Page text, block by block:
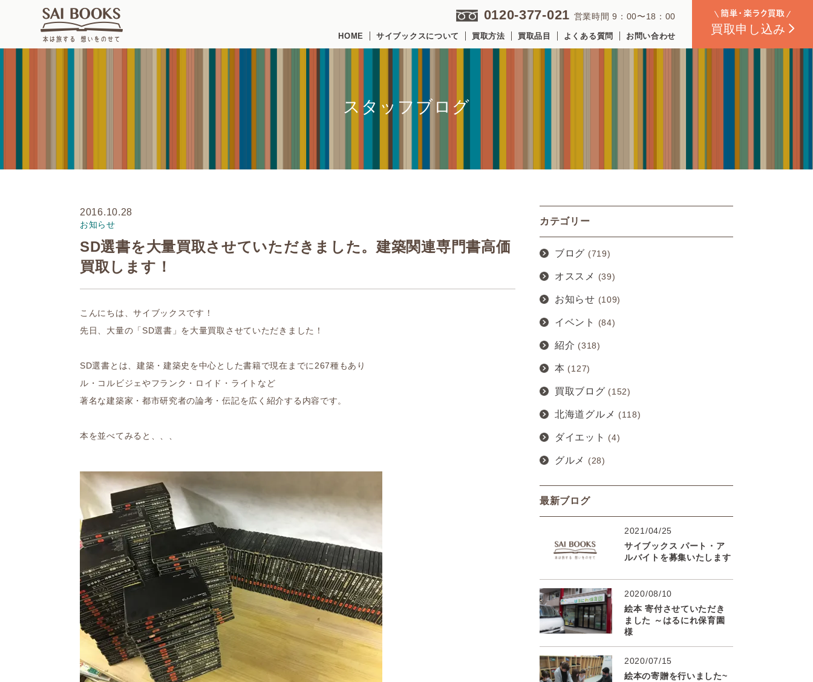
買取申し込み
0120-377-021 営業時間 9：00〜18：00
HOME サイブックスについて 買取方法 買取品目 よくある質問 お問い合わせ
スタッフブログ
2016.10.28
お知らせ
SD選書を大量買取させていただきました。建築関連専門書高価
買取します！
こんにちは、サイブックスです！
先日、大量の「SD選書」を大量買取させていただきました！
SD選書とは、建築・建築史を中心とした書籍で現在までに267種もあり
ル・コルビジェやフランク・ロイド・ライトなど
著名な建築家・都市研究者の論考・伝記を広く紹介する内容です。
本を並べてみると、、、
カテゴリー
ブログ (719)
オススメ (39)
お知らせ (109)
イベント (84)
紹介 (318)
本 (127)
買取ブログ (152)
北海道グルメ (118)
ダイエット (4)
グルメ (28)
最新ブログ
2021/04/25
サイブックス パート・ア
ルバイトを募集いたします
2020/08/10
絵本 寄付させていただき
ました ～はるにれ保育園
様
2020/07/15
絵本の寄贈を行いました~